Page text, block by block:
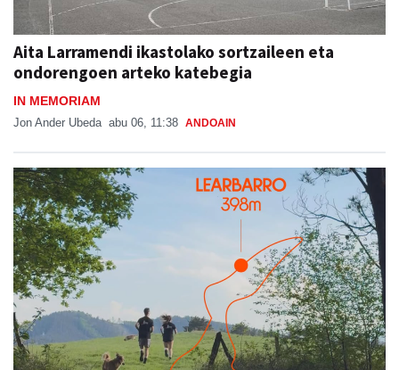
Aita Larramendi ikastolako sortzaileen eta
ondorengoen arteko katebegia
IN MEMORIAM
Jon Ander Ubeda abu 06, 11:38 ANDOAIN